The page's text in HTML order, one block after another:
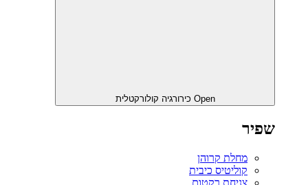
Open כירורגיה קולורקטלית
שפיר
מחלת קרוהן
קוליטיס כיבית
צניחת רקטום